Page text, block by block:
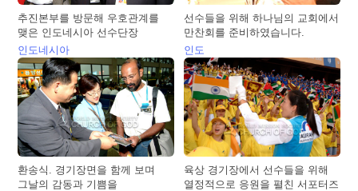
추진본부를 방문해 우호관계를
맺은 인도네시아 선수단장
인도네시아
선수들을 위해 하나님의 교회에서
만찬회를 준비하였습니다.
인도
환송식. 경기장면을 함께 보며
그날의 감동과 기쁨을
육상 경기장에서 선수들을 위해
열정적으로 응원을 펼친 서포터즈